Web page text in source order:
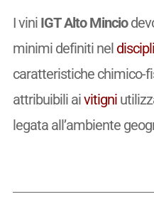
I vini IGT Alto Mincio
minimi definiti nel
caratteristiche chimico-
attribuibili aivitigni
legata all’ambiente